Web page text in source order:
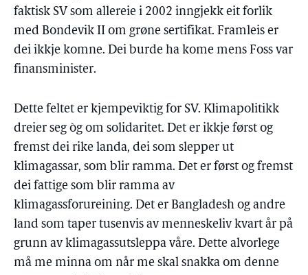
faktisk SV som allereie i 2002 inngjekk eit forlik
med Bondevik II om grøne sertifikat. Framleis er
dei ikkje komne. Dei burde ha kome mens Foss var
finansminister.
Dette feltet er kjempeviktig for SV. Klimapolitikk
dreier seg òg om solidaritet. Det er ikkje først og
fremst dei rike landa, dei som slepper ut
klimagassar, som blir ramma. Det er først og fremst
dei fattige som blir ramma av
klimagassforureining. Det er Bangladesh og andre
land som taper tusenvis av menneskeliv kvart år på
grunn av klimagassutsleppa våre. Dette alvorlege
må me minna om når me skal snakka om denne